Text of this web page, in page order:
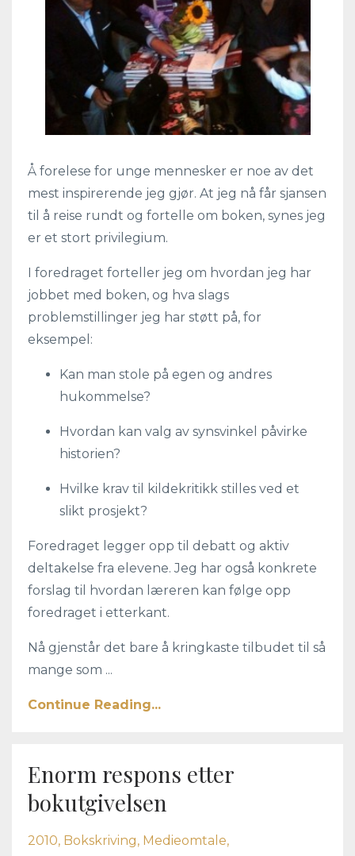
Å forelese for unge mennesker er noe av det
mest inspirerende jeg gjør. At jeg nå får sjansen
til å reise rundt og fortelle om boken, synes jeg
er et stort privilegium.
I foredraget forteller jeg om hvordan jeg har
jobbet med boken, og hva slags
problemstillinger jeg har støtt på, for
eksempel:
Kan man stole på egen og andres
hukommelse?
Hvordan kan valg av synsvinkel påvirke
historien?
Hvilke krav til kildekritikk stilles ved et
slikt prosjekt?
Foredraget legger opp til debatt og aktiv
deltakelse fra elevene. Jeg har også konkrete
forslag til hvordan læreren kan følge opp
foredraget i etterkant.
Nå gjenstår det bare å kringkaste tilbudet til så
mange som ...
Continue Reading...
Enorm respons etter
bokutgivelsen
2010 Bokskriving Medieomtale